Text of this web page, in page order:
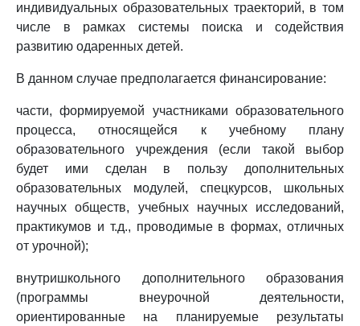
индивидуальных образовательных траекторий, в том
числе в рамках системы поиска и содействия
развитию одаренных детей.
В данном случае предполагается финансирование:
части, формируемой участниками образовательного
процесса, относящейся к учебному плану
образовательного учреждения (если такой выбор
будет ими сделан в пользу дополнительных
образовательных модулей, спецкурсов, школьных
научных обществ, учебных научных исследований,
практикумов и т.д., проводимые в формах, отличных
от урочной);
внутришкольного дополнительного образования
(программы внеурочной деятельности,
ориентированные на планируемые результаты